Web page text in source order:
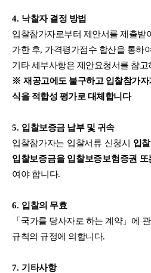
4. 낙찰자 결정 방법
입찰참가자로부터 제안서를 제출받
가한 후, 가격평가점수 합산을 통하
기타 세부사항은 제안요청서를 참
※ 재공고에도 불구하고 입찰참가
식을 적합성 평가로 대체합니다
5. 입찰보증금 납부 및 귀속
입찰참가자는 입찰서류 신청시 입
입찰보증금을 입찰보증보험증권 또
여야 합니다.
6. 입찰의 무효
「 국가를 당사자로 하는 계약」에
규칙의 규정에 의합니다.
7. 기타사항